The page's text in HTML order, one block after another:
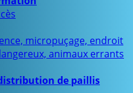
micropuçage, endroit
animaux errants
de paillis